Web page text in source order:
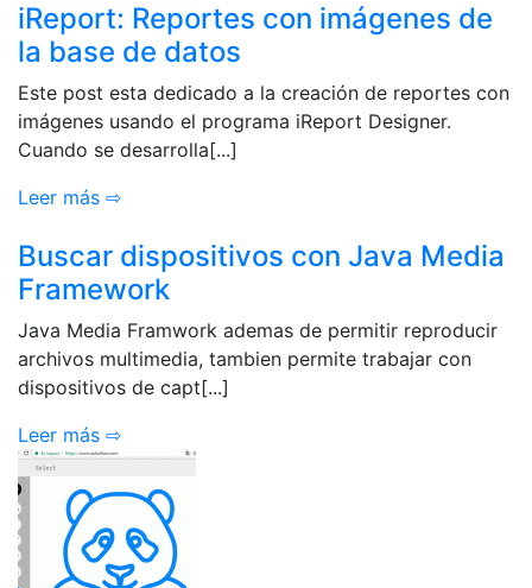
iReport: Reportes con imágenes de
la base de datos
Este post esta dedicado a la creación de reportes con
imágenes usando el programa iReport Designer.
Cuando se desarrolla[...]
Leer más ⇨
Buscar dispositivos con Java Media
Framework
Java Media Framwork ademas de permitir reproducir
archivos multimedia, tambien permite trabajar con
dispositivos de capt[...]
Leer más ⇨